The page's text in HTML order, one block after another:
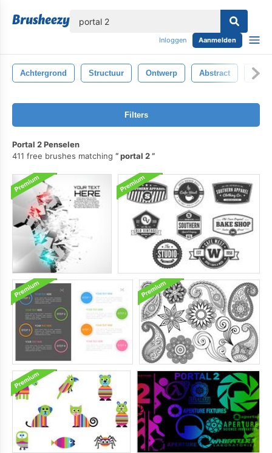
Inloggen Aanmelden
Achtergrond Structuur Ontwerp Abstract Wit
Filters
Portal 2 Penselen
411 free brushes matching
portal 2